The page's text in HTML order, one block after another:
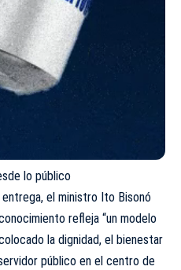
lo público
el ministro Ito Bisonó
refleja “un modelo
la dignidad, el bienestar
público en el centro de